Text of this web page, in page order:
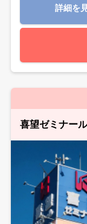
詳細を
喜望ゼミナー